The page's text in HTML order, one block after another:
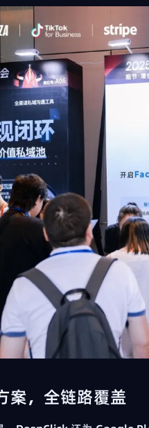
案，全链路覆盖